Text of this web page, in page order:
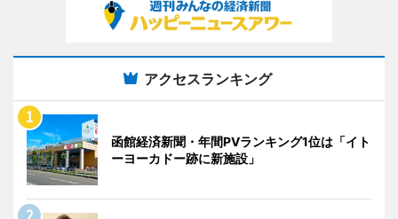
アクセスランキング
函館経済新聞・年間PVランキング1位は「イト
ーヨーカドー跡に新施設」